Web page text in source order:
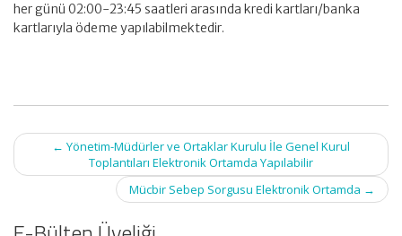
her günü 02:00-23:45 saatleri arasında kredi kartları/banka
kartlarıyla ödeme yapılabilmektedir.
Post
navigation
← Yönetim-Müdürler ve Ortaklar Kurulu İle Genel Kurul
Toplantıları Elektronik Ortamda Yapılabilir
Mücbir Sebep Sorgusu Elektronik Ortamda →